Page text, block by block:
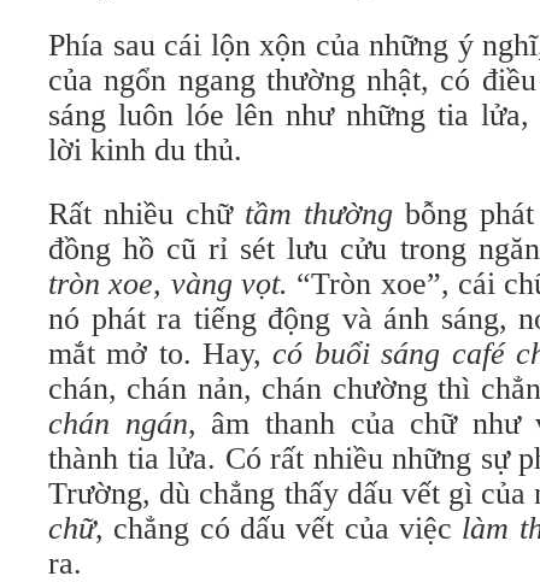
Phía sau cái lộn xộn của những ý
của ngổn ngang thường nhật, có
sáng luôn lóe lên như những tia lửa,
lời kinh du thủ.
Rất nhiều chữ tầm thường bỗng
đồng hồ cũ rỉ sét lưu cửu trong
tròn xoe, vàng vọt. “Tròn xoe”, cái
nó phát ra tiếng động và ánh sáng,
mắt mở to. Hay,có buổi sáng café
chán, chán nản, chán chường thì
chán ngán, âm thanh của chữ như
thành tia lửa. Có rất nhiều những sự
Trường, dù chẳng thấy dấu vết gì
chữ, chẳng có dấu vết của việc làm
ra.